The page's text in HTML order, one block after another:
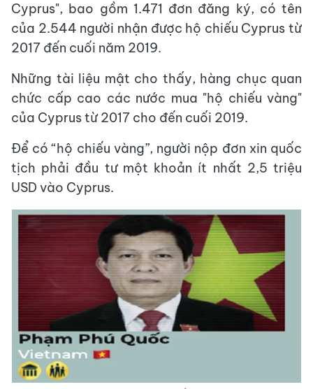
Cyprus", bao gồm 1.471 đơn đăng ký, có tên
của 2.544 người nhận được hộ chiếu Cyprus từ
2017 đến cuối năm 2019.
Những tài liệu mật cho thấy, hàng chục quan
chức cấp cao các nước mua "hộ chiếu vàng"
của Cyprus từ 2017 cho đến cuối 2019.
Để có “hộ chiếu vàng”, người nộp đơn xin quốc
tịch phải đầu tư một khoản ít nhất 2,5 triệu
USD vào Cyprus.